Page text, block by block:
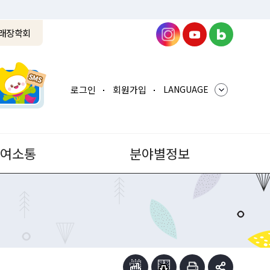
장학회
로그인 회원가입 LANGUAGE
소통 분야별정보